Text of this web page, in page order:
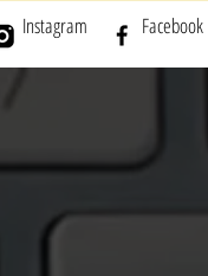
Instagram Facebook